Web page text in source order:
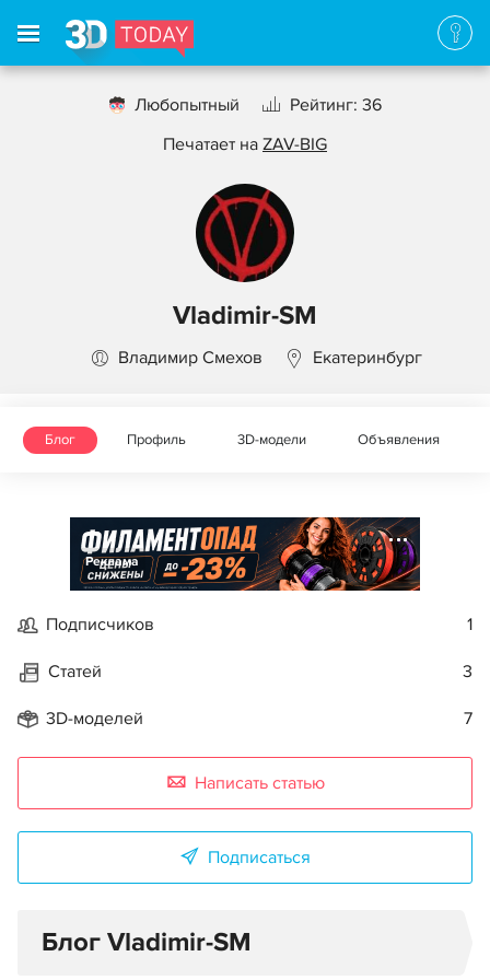
Любопытный
Рейтинг: 36
Печатает на ZAV-BIG
Vladimir-SM
Владимир Смехов Екатеринбург
Блог Профиль 3D-модели Объявления
Реклама
Подписчиков 1
Статей 3
3D-моделей 7
Написать статью
Подписаться
Блог Vladimir-SM